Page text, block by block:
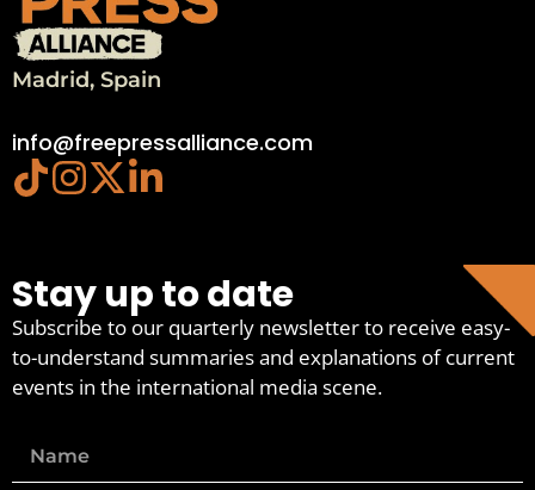
Madrid, Spain
info@freepressalliance.com
Stay up to date
Subscribe to our quarterly newsletter to receive easy-
to-understand summaries and explanations of current
events in the international media scene.